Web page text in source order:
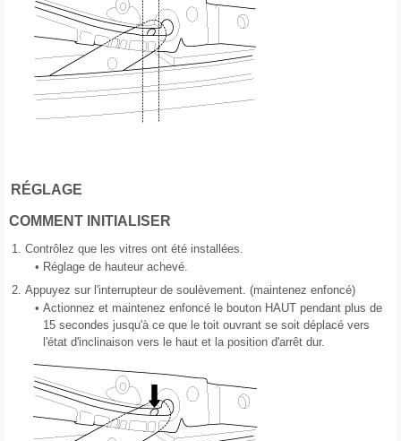
RÉGLAGE
COMMENT INITIALISER
1. Contrôlez que les vitres ont été installées.
• Réglage de hauteur achevé.
2. Appuyez sur l'interrupteur de soulèvement. (maintenez enfoncé)
• Actionnez et maintenez enfoncé le bouton HAUT pendant plus de
15 secondes jusqu'à ce que le toit ouvrant se soit déplacé vers
l'état d'inclinaison vers le haut et la position d'arrêt dur.